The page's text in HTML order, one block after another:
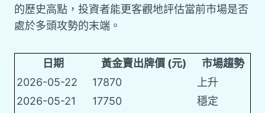
的歷史高點，投資者能更客觀地評估當前市場是否
處於多頭攻勢的末端。
日期 黃金賣出牌價 (元)
市場趨勢
2026-05-22
17870
上升
2026-05-21
17750
穩定